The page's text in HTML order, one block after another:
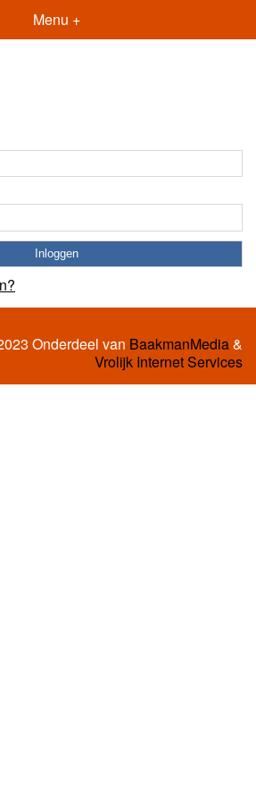
Menu +
Onderdeel van BaakmanMedia&
Vrolijk Internet Services